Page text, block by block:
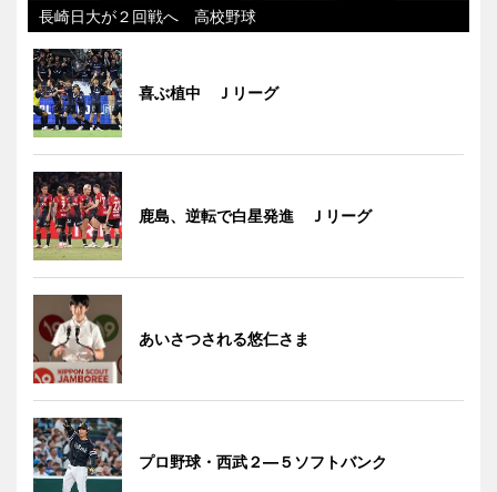
長崎日大が２回戦へ 高校野球
喜ぶ植中 Ｊリーグ
鹿島、逆転で白星発進 Ｊリーグ
あいさつされる悠仁さま
プロ野球・西武２―５ソフトバンク